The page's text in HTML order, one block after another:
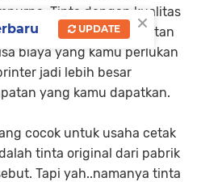
Tinta dengan kualitas
pada keawetan
biaya yang kamu perlukan
jadi lebih besar
yang kamu dapatkan.
cocok untuk usaha cetak
tinta original dari pabrik
Tapi yah..namanya tinta
×
UPDATE